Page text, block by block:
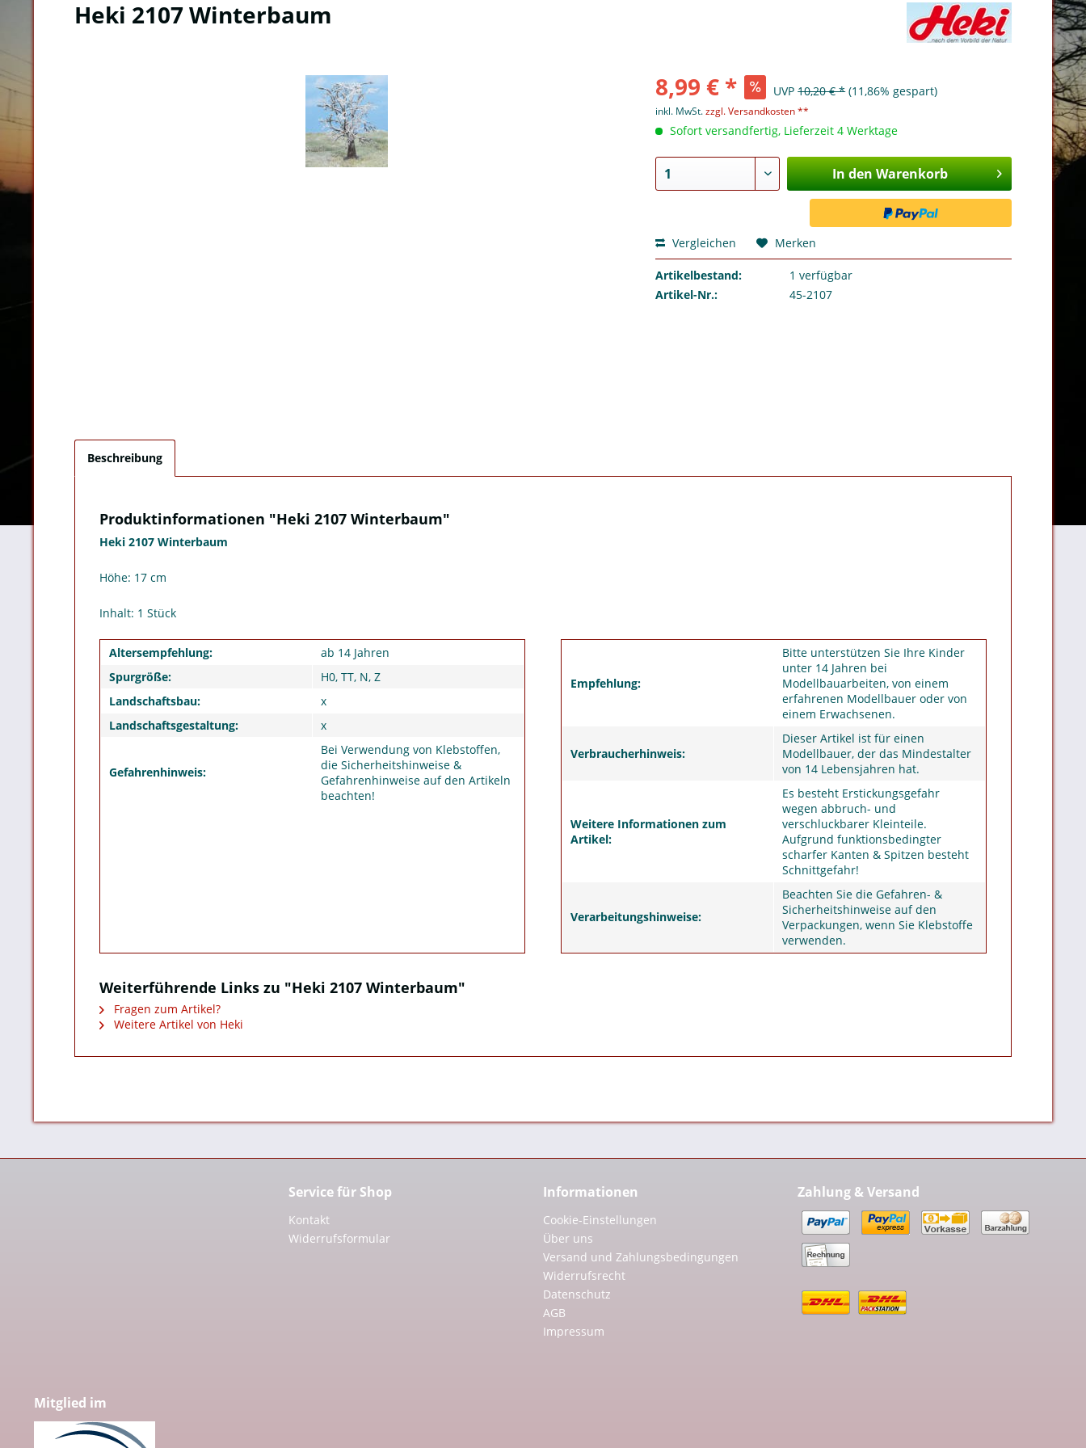
Heki 2107 Winterbaum
8,99 € * UVP10,20 € * (11,86% gespart)
inkl. MwSt.zzgl. Versandkosten **
Sofort versandfertig, Lieferzeit 4 Werktage
In den Warenkorb
Vergleichen Merken
Artikelbestand: 1 verfügbar
Artikel-Nr.:
45-2107
Beschreibung
Produktinformationen "Heki 2107 Winterbaum"
Heki 2107 Winterbaum
Höhe: 17 cm
Inhalt: 1 Stück
Altersempfehlung:
ab 14 Jahren
Spurgröße:
H0, TT, N, Z
Landschaftsbau:
x
Landschaftsgestaltung:
x
Gefahrenhinweis:
Bei Verwendung von Klebstoffen,
die Sicherheitshinweise &
Gefahrenhinweise auf den Artikeln
beachten!
Empfehlung:
Bitte unterstützen Sie Ihre Kinder
unter 14 Jahren bei
Modellbauarbeiten, von einem
erfahrenen Modellbauer oder von
einem Erwachsenen.
Verbraucherhinweis:
Dieser Artikel ist für einen
Modellbauer, der das Mindestalter
von 14 Lebensjahren hat.
Weitere Informationen zum
Artikel:
Es besteht Erstickungsgefahr
wegen abbruch- und
verschluckbarer Kleinteile.
Aufgrund funktionsbedingter
scharfer Kanten & Spitzen besteht
Schnittgefahr!
Verarbeitungshinweise:
Beachten Sie die Gefahren- &
Sicherheitshinweise auf den
Verpackungen, wenn Sie Klebstoffe
verwenden.
Weiterführende Links zu "Heki 2107 Winterbaum"
Fragen zum Artikel?
Weitere Artikel von Heki
Service für Shop
Kontakt
Widerrufsformular
Informationen
Cookie-Einstellungen
Über uns
Versand und Zahlungsbedingungen
Widerrufsrecht
Datenschutz
AGB
Impressum
Zahlung & Versand
Mitglied im